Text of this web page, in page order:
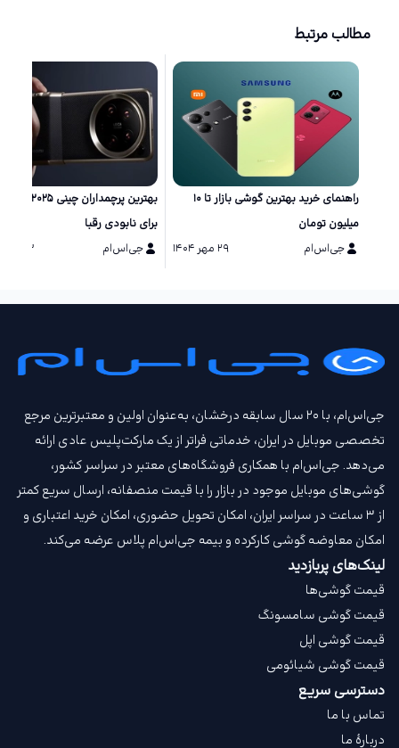
مطالب مرتبط
راهنمای خرید بهترین گوشی بازار تا ۱۰
میلیون تومان
جی‌اس‌ام
۲۹ مهر ۱۴۰۴
برای نابودی رقبا
جی‌اس‌ام
۱۳ مرداد ۱۴۰۴
جی‌اس‌ام، با ۲۰ سال سابقه درخشان، به‌عنوان اولین و معتبرترین مرجع
تخصصی موبایل در ایران، خدماتی فراتر از یک مارکت‌پلیس عادی ارائه
می‌دهد. جی‌اس‌ام با همکاری فروشگاه‌های معتبر در سراسر کشور،
گوشی‌های موبایل موجود در بازار را با قیمت‌ منصفانه، ارسال سریع کمتر
از ۳ ساعت در سراسر ایران، امکان تحویل حضوری، امکان خرید اعتباری و
امکان معاوضه گوشی کارکرده و بیمه جی‌اس‌ام‌ پلاس عرضه می‌کند.
لینک‌های پربازدید
قیمت گوشی‌ها
قیمت گوشی سامسونگ
قیمت گوشی اپل
قیمت گوشی شیائومی
دسترسی سریع
تماس با ما
دربارهٔ ما